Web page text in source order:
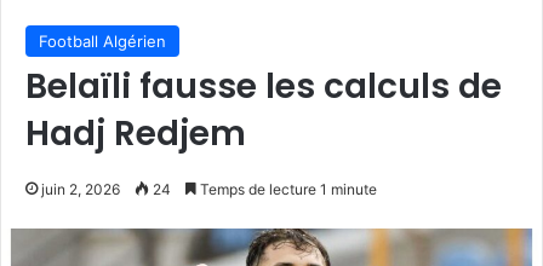
Football Algérien
Belaïli fausse les calculs de
Hadj Redjem
juin 2, 2026 24 Temps de lecture 1 minute